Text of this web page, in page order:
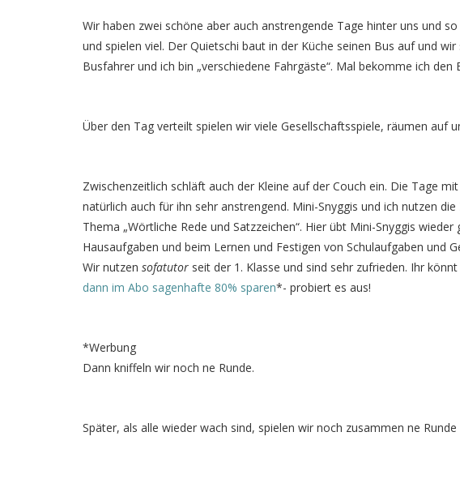
Wir haben zwei schöne aber auch anstrengende Tage hinter uns und
und spielen viel. Der Quietschi baut in der Küche seinen Bus auf und
Busfahrer und ich bin „verschiedene Fahrgäste“. Mal bekomme ich
Über den Tag verteilt spielen wir viele Gesellschaftsspiele, räumen auf
Zwischenzeitlich schläft auch der Kleine auf der Couch ein. Die Tage
natürlich auch für ihn sehr anstrengend. Mini-Snyggis und ich nutzen
Thema „Wörtliche Rede und Satzzeichen“. Hier übt Mini-Snyggis wieder
Hausaufgaben und beim Lernen und Festigen von Schulaufgaben und
Wir nutzen sofatutor seit der 1. Klasse und sind sehr zufrieden. Ihr könnt
dann im Abo sagenhafte 80% sparen*- probiert es aus!
*Werbung
Dann kniffeln wir noch ne Runde.
Später, als alle wieder wach sind, spielen wir noch zusammen ne Runde